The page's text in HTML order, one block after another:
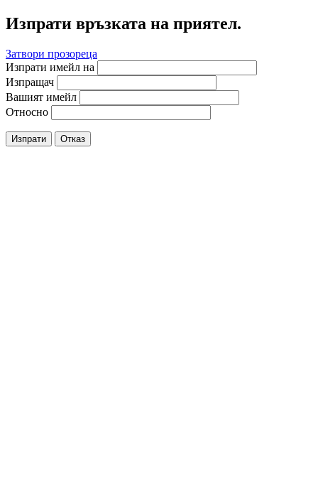
Изпрати връзката на приятел.
Затвори прозореца
Изпрати имейл на
Изпращач
Вашият имейл
Относно
Изпрати Отказ